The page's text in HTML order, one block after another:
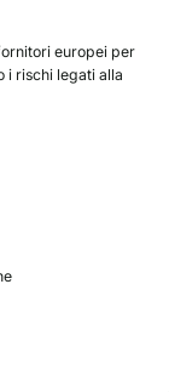
europei per
i rischi legati alla